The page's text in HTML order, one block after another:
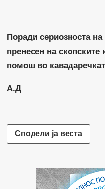
Поради сериозноста
пренесен на
помош во
А.Д
Сподели ја веста